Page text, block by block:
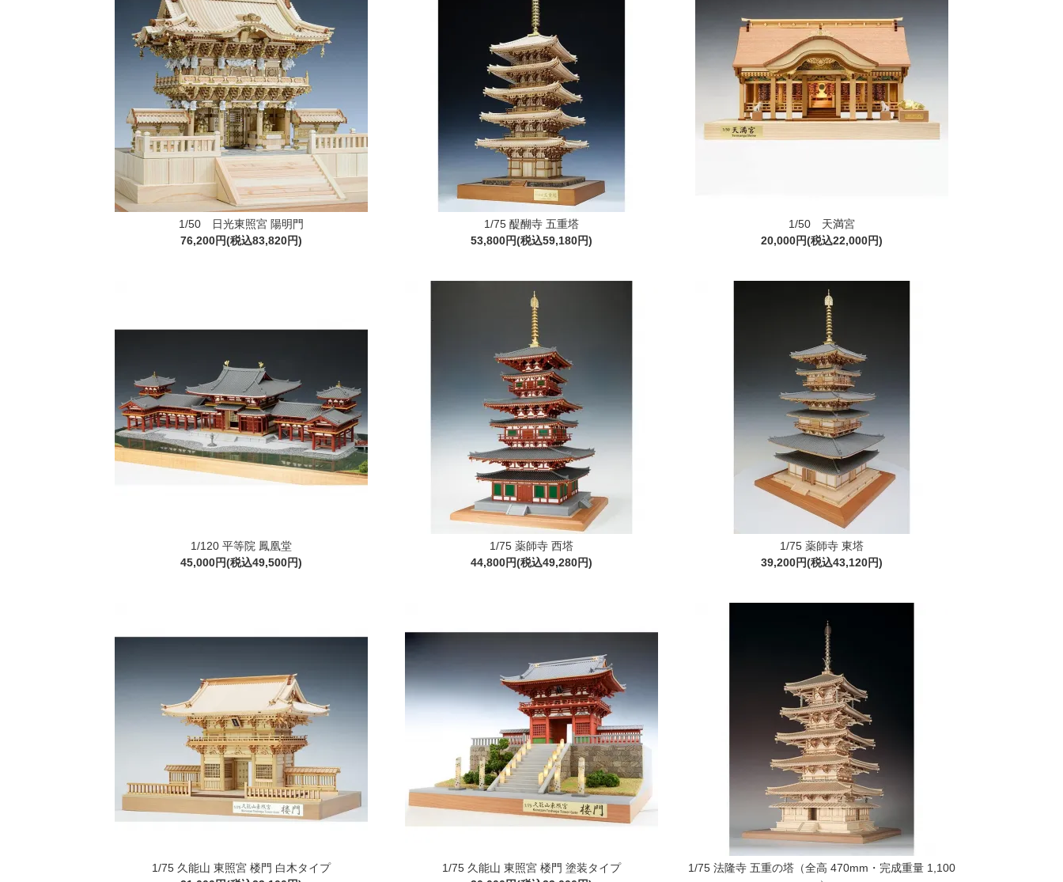
1/50 日光東照宮 陽明門
76,200円(税込83,820円)
1/75 醍醐寺 五重塔
53,800円(税込59,180円)
1/50 天満宮
20,000円(税込22,000円)
1/120 平等院 鳳凰堂
45,000円(税込49,500円)
1/75 薬師寺 西塔
44,800円(税込49,280円)
1/75 薬師寺 東塔
39,200円(税込43,120円)
1/75 久能山 東照宮 楼門 白木タイプ
1/75 久能山 東照宮 楼門 塗装タイプ
1/75 法隆寺 五重の塔（全高 470mm・完成重量 1,100